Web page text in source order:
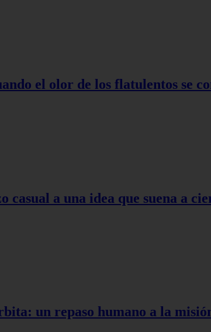
el olor de los flatulentos se
a una idea que suena a
un repaso humano a la